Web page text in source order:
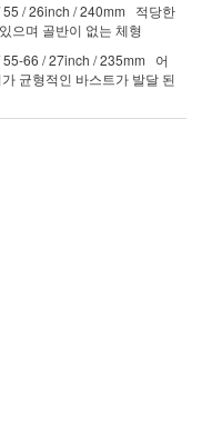
55 / 26inch / 240mm 적당한
으며 골반이 없는 체형
55-66 / 27inch / 235mm 어
균형적인 바스트가 발달 된